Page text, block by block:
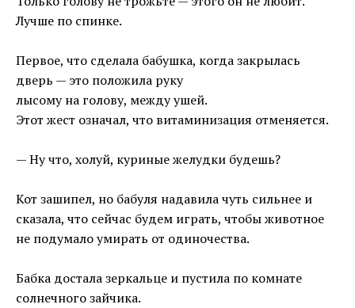
Лучше по спинке.
Первое, что сделала бабушка, когда закрылась
дверь — это положила руку
лысому на голову, между ушей.
Этот жест означал, что витаминизация отменяется.
— Ну что, холуй, куриные желудки будешь?
Кот зашипел, но бабуля надавила чуть сильнее и
сказала, что сейчас будем играть, чтобы животное
не подумало умирать от одиночества.
Бабка достала зеркальце и пустила по комнате
солнечного зайчика.